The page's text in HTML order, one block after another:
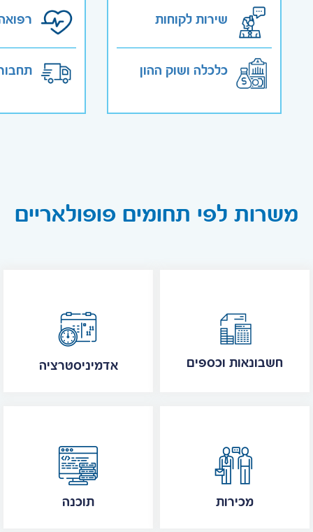
שירות לקוחות
כלכלה ושוק ההון
משרות לפי תחומים פופולאריים
אדמיניסטרציה חשבונאות וכספים
תוכנה מכירות